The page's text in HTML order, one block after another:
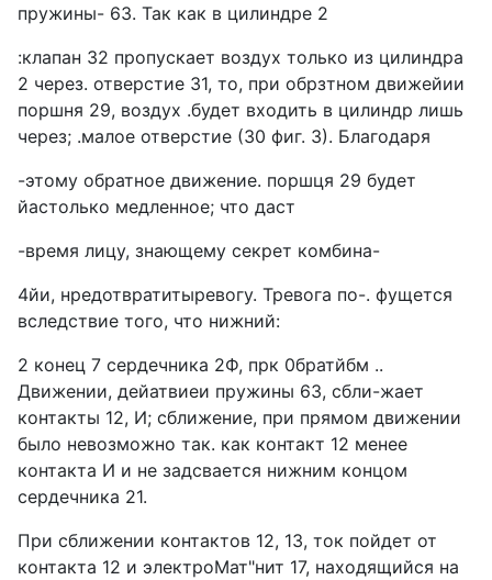
пружины- 63. Так как в цилиндре 2
:клапан 32 пропускает воздух только из цилиндра
2 через. отверстие 31, то, при обрзтном движейии
поршня 29, воздух .будет входить в цилиндр лишь
через; .малое отверстие (30 фиг. 3). Благодаря
-этому обратное движение. поршця 29 будет
йастолько медленное; что даст
-время лицу, знающему секрет комбина-
4йи, нредотвратитыревогу. Тревога по-. фущется
вследствие того, что нижний:
2 конец 7 сердечника 2Ф, прк 0братйбм ..
Движении, дейатвиеи пружины 63, сбли-жает
контакты 12, И; сближение, при прямом движении
было невозможно так. как контакт 12 менее
контакта И и не задсвается нижним концом
сердечника 21.
При сближении контактов 12, 13, ток пойдет от
контакта 12 и электроМат"нит 17, находящийся на